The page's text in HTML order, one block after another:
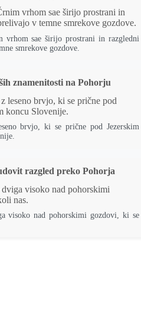
vrhom sae širijo prostrani in razgledni
smrekove gozdove.
znamenitosti na Pohorju
brvjo, ki se prične pod Jezerskim
razgled preko Pohorja
visoko nad pohorskimi gozdovi, ki se